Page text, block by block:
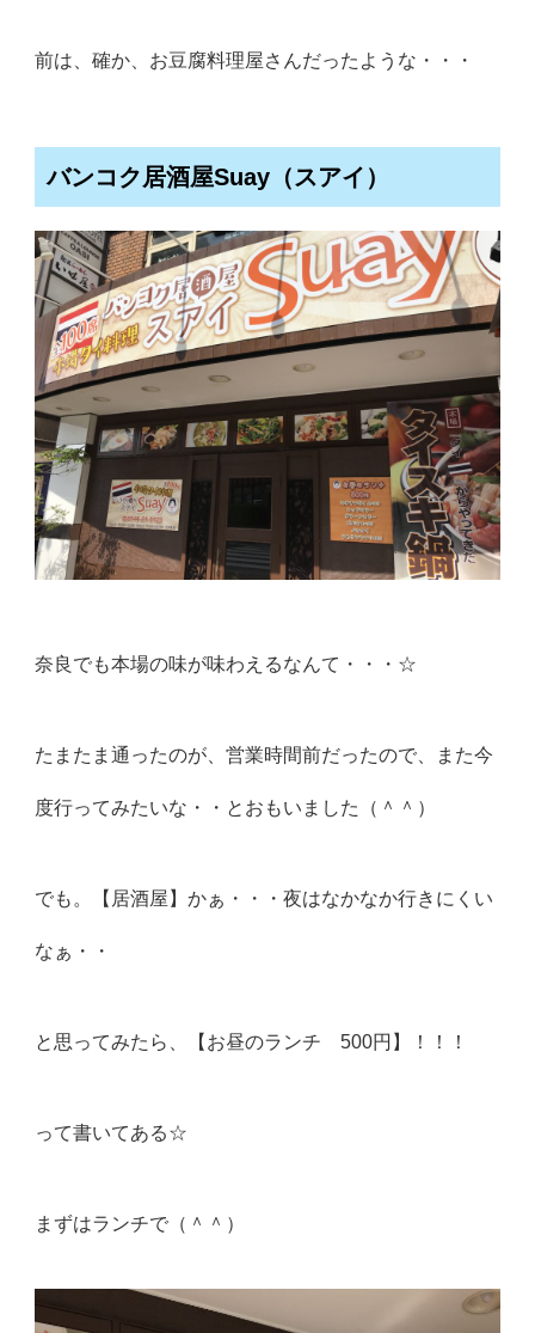
前は、確か、お豆腐料理屋さんだったような・・・
バンコク居酒屋Suay（スアイ）
奈良でも本場の味が味わえるなんて・・・☆
たまたま通ったのが、営業時間前だったので、また今
度行ってみたいな・・とおもいました（＾＾）
でも。【居酒屋】かぁ・・・夜はなかなか行きにくい
なぁ・・
と思ってみたら、【お昼のランチ 500円】！！！
って書いてある☆
まずはランチで（＾＾）